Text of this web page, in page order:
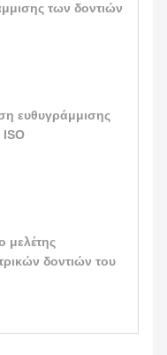
των δοντιών
ευθυγράμμισης
ISO
μελέτης
δοντιών του